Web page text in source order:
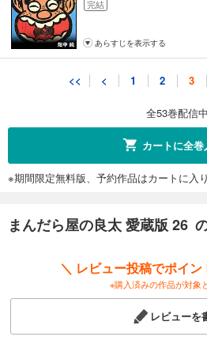
完結
あらすじを表示する
まんだら屋の良太 愛蔵版 31
まんだら屋の良太 愛蔵版
完結
あらすじを表示する
まんだら屋の良太 愛蔵版
円 (税込)
<< < 1 2 3
全53巻配信中
カートに全巻
※期間限定無料版、予約作品はカートに入
まんだら屋の良太 愛蔵版 26
＼ レビュー投稿でポイ
※購入済みの作品が対象
レビューを